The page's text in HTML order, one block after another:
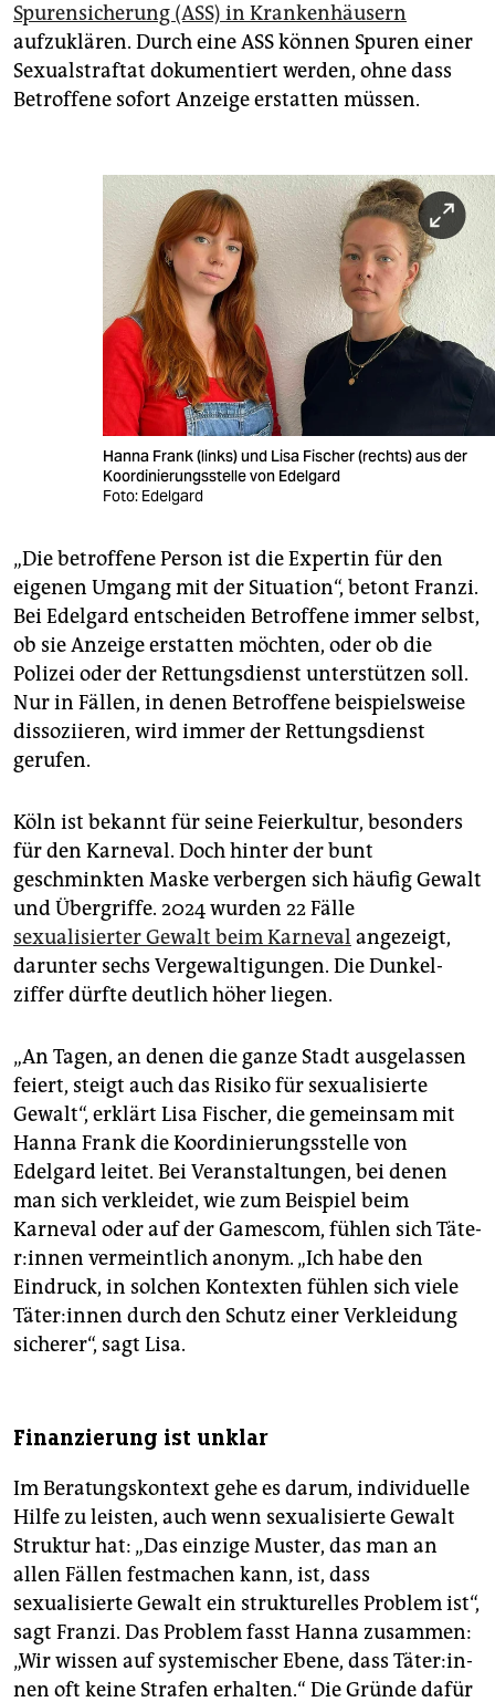
Spurensicherung (ASS) in Krankenhäusern
aufzuklären. Durch eine ASS können Spuren einer
Sexualstraftat dokumentiert werden, ohne dass
Betroffene sofort Anzeige erstatten müssen.
Hanna Frank (links) und Lisa Fischer (rechts) aus der
Koordinierungsstelle von Edelgard
Foto: Edelgard
„Die betroffene Person ist die Expertin für den
eigenen Umgang mit der Situation“, betont Franzi.
Bei Edelgard entscheiden Betroffene immer selbst,
ob sie Anzeige erstatten möchten, oder ob die
Polizei oder der Rettungsdienst unterstützen soll.
Nur in Fällen, in denen Betroffene beispielsweise
dissoziieren, wird immer der Rettungsdienst
gerufen.
Köln ist bekannt für seine Feierkultur, besonders
für den ­Karneval. Doch hinter der bunt
geschminkten Maske verbergen sich häufig Gewalt
und ­Übergriffe. 2024 wurden 22 Fälle
sexualisierter Gewalt beim Karneval angezeigt,
darunter sechs Vergewaltigungen. Die Dunkel­
ziffer dürfte deutlich höher liegen.
„An Tagen, an denen die ganze Stadt ausgelassen
feiert, steigt auch das Risiko für sexualisierte
Gewalt“, erklärt Lisa Fischer, die gemeinsam mit
Hanna Frank die Koordinierungsstelle von
Edelgard leitet. Bei Veranstaltungen, bei denen
man sich verkleidet, wie zum Beispiel beim
Karneval oder auf der Gamescom, fühlen sich Tä­te­
r:in­nen vermeintlich anonym. „Ich habe den
Eindruck, in solchen Kontexten fühlen sich viele
Tä­te­r:in­nen durch den Schutz einer Verkleidung
sicherer“, sagt Lisa.
Finanzierung ist unklar
Im Beratungskontext gehe es darum, individuelle
Hilfe zu leisten, auch wenn sexualisierte Gewalt
Struktur hat: „Das einzige Muster, das man an
allen Fällen festmachen kann, ist, dass
sexualisierte Gewalt ein strukturelles Problem ist“,
sagt Franzi. Das Problem fasst Hanna zusammen:
„Wir wissen auf systemischer Ebene, dass Tä­te­r:in­
nen oft keine Strafen erhalten.“ Die Gründe dafür